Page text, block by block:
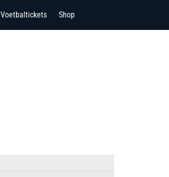
Voetbaltickets Shop